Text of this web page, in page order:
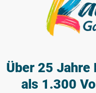
Über 25 Jahre
als 1.300